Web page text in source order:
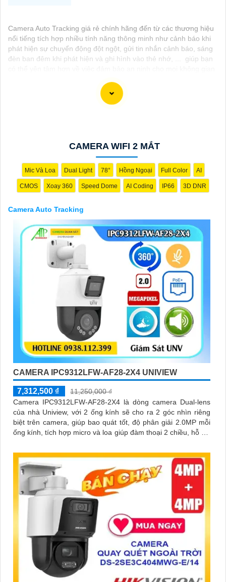
Camera Auto Tracking giá rẻ chính hãng đến từ các thương hiệu
nổi tiếng tích hợp nhiều tính năng thông minh như cảnh báo khi
phát hiện sự chuyển động đột ngột, gửi tin nhắn cảnh báo, sáng
đèn ban đêm khi phát hiện và ghi hình vào thẻ nhớ, ... giúp bạn
CAMERA WIFI 2 MẮT
Mic Và Loa Dual Light 78° Hồng Ngoại Full Color AI
CMOS Xoay 360 Speed Dome AI Coding IP66 3D DNR
Camera Auto Tracking
CAMERA IPC9312LFW-AF28-2X4 UNIVIEW
7,312,500 ₫
11,250,000 ₫
Camera IPC9312LFW-AF28-2X4 là dòng camera Dual-lens
của nhà Uniview, với 2 ống kính sẽ cho ra 2 góc nhìn riêng
biệt trên camera, giúp bao quát tốt, độ phân giải 2.0MP mỗi
ống kính, tích hợp micro và loa giúp đàm thoại 2 chiều, hỗ trợ